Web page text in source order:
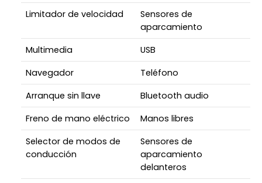
Limitador de velocidad
Sensores de
aparcamiento
Multimedia
USB
Navegador
Teléfono
Arranque sin llave
Bluetooth audio
Freno de mano eléctrico
Manos libres
Selector de modos de
conducción
Sensores de
aparcamiento
delanteros